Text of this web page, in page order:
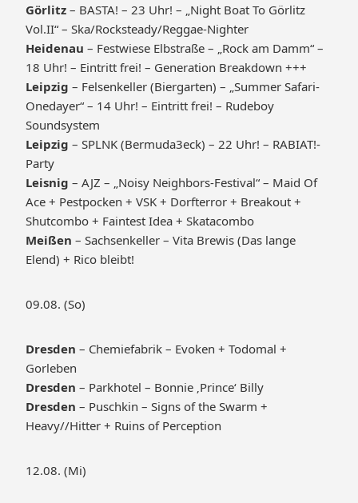
Görlitz – BASTA! – 23 Uhr! – „Night Boat To Görlitz
Vol.II“ – Ska/Rocksteady/Reggae-Nighter
Heidenau – Festwiese Elbstraße – „Rock am Damm“ –
18 Uhr! – Eintritt frei! – Generation Breakdown +++
Leipzig – Felsenkeller (Biergarten) – „Summer Safari-
Onedayer“ – 14 Uhr! – Eintritt frei! – Rudeboy
Soundsystem
Leipzig – SPLNK (Bermuda3eck) – 22 Uhr! – RABIAT!-
Party
Leisnig – AJZ – „Noisy Neighbors-Festival“ – Maid Of
Ace + Pestpocken + VSK + Dorfterror + Breakout +
Shutcombo + Faintest Idea + Skatacombo
Meißen – Sachsenkeller – Vita Brewis (Das lange
Elend) + Rico bleibt!
09.08. (So)
Dresden – Chemiefabrik – Evoken + Todomal +
Gorleben
Dresden – Parkhotel – Bonnie ‚Prince‘ Billy
Dresden – Puschkin – Signs of the Swarm +
Heavy//Hitter + Ruins of Perception
12.08. (Mi)